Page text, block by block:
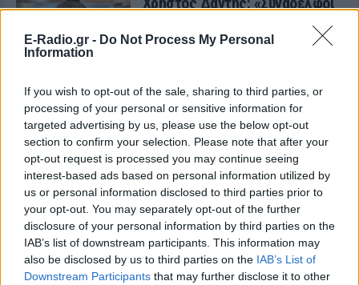
E-Radio.gr - Do Not Process My Personal
Information
If you wish to opt-out of the sale, sharing to third parties, or
processing of your personal or sensitive information for
targeted advertising by us, please use the below opt-out
section to confirm your selection. Please note that after your
opt-out request is processed you may continue seeing
interest-based ads based on personal information utilized by
us or personal information disclosed to third parties prior to
your opt-out. You may separately opt-out of the further
disclosure of your personal information by third parties on the
IAB’s list of downstream participants. This information may
also be disclosed by us to third parties on the IAB’s List of
Downstream Participants that may further disclose it to other
έγραψα το """"My Number
Ο συνθέτης μίλησε ανοιχτά για την
αχαριστία που βιώνει στον χώρο της
Ελλάδας στη Eurovision.
Νεαρός στο λιμάνι του Πειραιά:
«Πάω διακοπές έναν μήνα» ‑ Η
απίθανη ατάκα στην κάμερα του
MEGA
ΧΤΕΣ
Η κάμερα της εκπομπής «Κοινωνία Ώρα
MEGA» κατέγραψε τη διασκεδαστική
στιγμή από το λιμάνι του Πειραιά, την